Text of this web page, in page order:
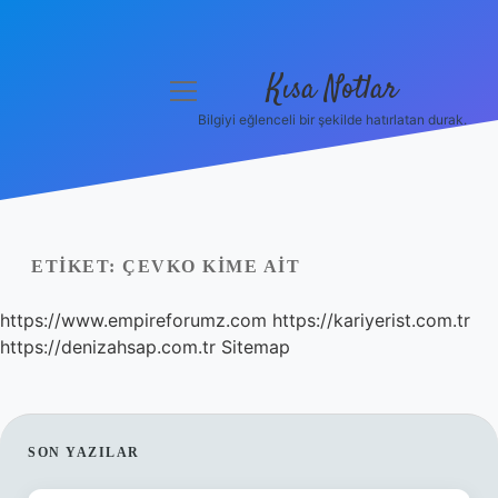
Yasal Uyarı
Hakkımızda
menüyü
Kısa Notlar
Bilgiyi eğlenceli bir şekilde hatırlatan durak.
ETIKET: ÇEVKO KIME AIT
https://www.empireforumz.com https://kariyerist.com.tr
https://denizahsap.com.tr Sitemap
SIDEBAR
SON YAZILAR